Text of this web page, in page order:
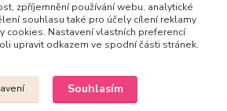
Upravit sběr cookies.
zpříjemnění používání webu, analytické
souhlasu také pro účely cílení reklamy
cookies. Nastavení vlastních preferencí
upravit odkazem ve spodní části stránek.
Souhlasím